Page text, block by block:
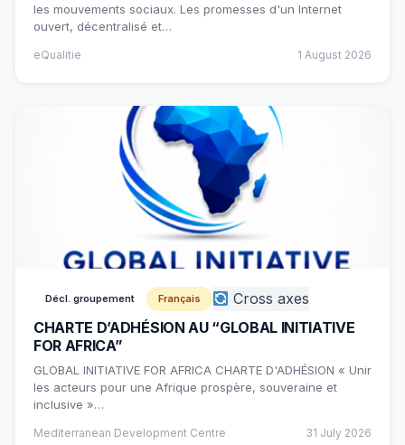
les mouvements sociaux. Les promesses d'un Internet
ouvert, décentralisé et…
eQualitie 1 August 2026
Décl. groupement Français
Cross axes
CHARTE D’ADHÉSION AU “GLOBAL INITIATIVE
FOR AFRICA”
GLOBAL INITIATIVE FOR AFRICA CHARTE D'ADHÉSION « Unir
les acteurs pour une Afrique prospère, souveraine et
inclusive »…
Mediterranean Development Centre 31 July 2026